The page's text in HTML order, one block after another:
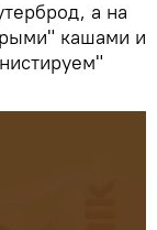
а на
кашами и